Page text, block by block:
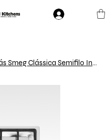
Cooktop Semiprofissional a Gás Smeg Clássica Semifilo Inox 75cm